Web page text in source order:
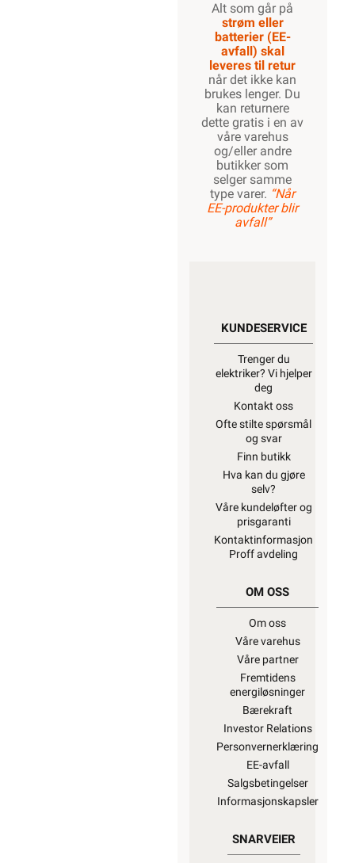
Alt som går på
strøm eller
batterier (EE-
avfall) skal
leveres til retur
når det ikke kan
brukes lenger. Du
kan returnere
dette gratis i en av
våre varehus
og/eller andre
butikker som
selger samme
type varer. “Når
EE-produkter blir
avfall”
KUNDESERVICE
Trenger du
elektriker? Vi hjelper
deg
Kontakt oss
Ofte stilte spørsmål
og svar
Finn butikk
Hva kan du gjøre
selv?
Våre kundeløfter og
prisgaranti
Kontaktinformasjon
Proff avdeling
OM OSS
Om oss
Våre varehus
Våre partner
Fremtidens
energiløsninger
Bærekraft
Investor Relations
Personvernerklæring
EE-avfall
Salgsbetingelser
Informasjonskapsler
SNARVEIER